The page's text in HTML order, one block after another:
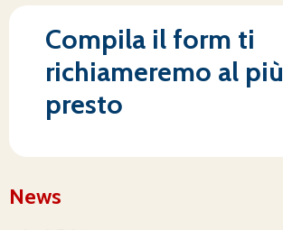
Compila il form ti
richiameremo al più
presto
News